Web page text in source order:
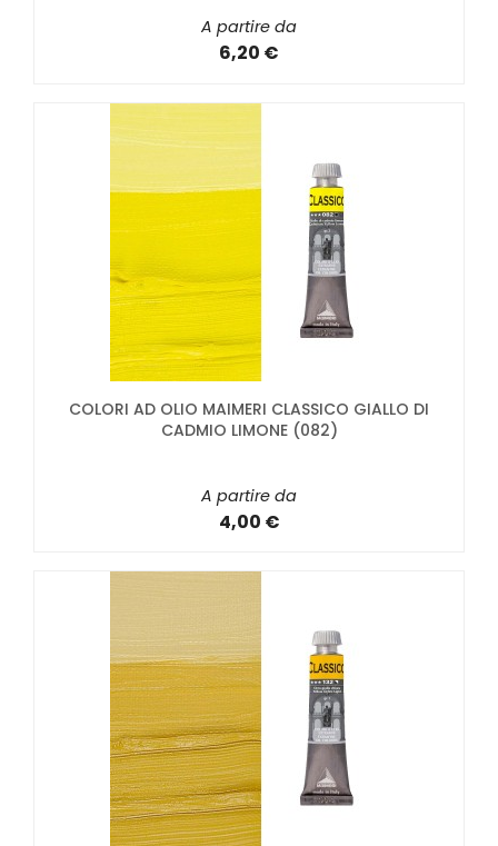
A partire da
6,20 €
COLORI AD OLIO MAIMERI CLASSICO GIALLO DI
CADMIO LIMONE (082)
A partire da
4,00 €